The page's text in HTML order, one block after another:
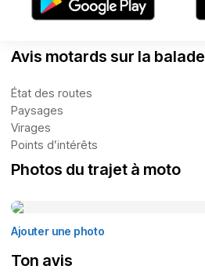
Avis motards sur la balade
État des routes
Paysages
Virages
Points d’intérêts
Photos du trajet à moto
Ajouter une photo
Ton avis